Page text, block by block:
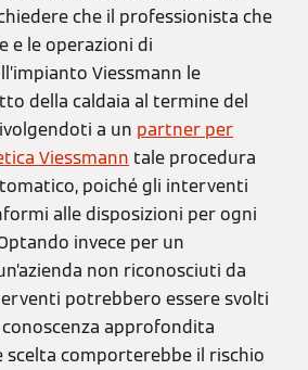
che il professionista che
e le operazioni di
Viessmann le
della caldaia al termine del
a un partner per
Viessmann tale procedura
poiché gli interventi
alle disposizioni per ogni
invece per un
non riconosciuti da
potrebbero essere svolti
approfondita
scelta comporterebbe il rischio